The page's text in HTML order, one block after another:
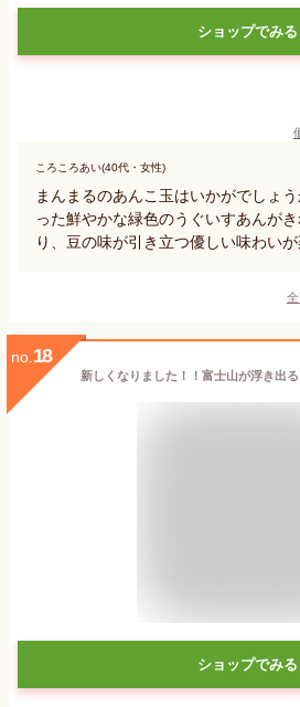
ショップでみる
ころころあい(40代・女性)
まんまるのあんこ玉はいかがでしょ
った鮮やかな緑色のうぐいすあんが
り、豆の味が引き立つ優しい味わいが
no. 18
ショップでみる